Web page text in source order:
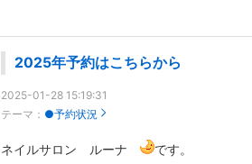
2025年予約はこちらから
2025-01-28 15:19:31
テーマ： ●予約状況
ネイルサロン ルーナ です。